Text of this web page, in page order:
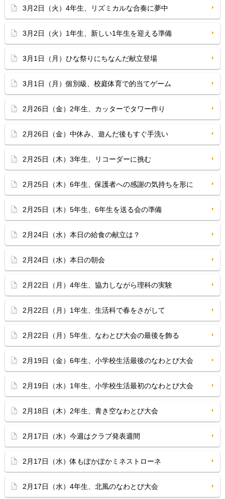
3月2日（火）4年生、リズミカルな合奏に夢中
3月2日（火）1年生、新しい1年生を迎える準備
3月1日（月）ひな祭りにちなんだ献立登場
3月1日（月）個別級、校庭体育で的当てゲーム
2月26日（金）2年生、カッターでタワー作り
2月26日（金）中休み、遊んだ後もすぐ手洗い
2月25日（木）3年生、リコーダーに挑む
2月25日（木）6年生、保護者への感謝の気持ちを形に
2月25日（木）5年生、6年生を送る会の準備
2月24日（水）本日の給食の献立は？
2月24日（水）本日の朝会
2月22日（月）4年生、協力しながら理科の実験
2月22日（月）1年生、生活科で春をさがして
2月22日（月）5年生、なわとび大会の最後を飾る
2月19日（金）6年生、小学校生活最後のなわとび大会
2月19日（水）1年生、小学校生活最初のなわとび大会
2月18日（木）2年生、青き空なわとび大会
2月17日（水）今週はクラブ発表週間
2月17日（水）体もぽかぽかミネストローネ
2月17日（水）4年生、北風のなわとび大会